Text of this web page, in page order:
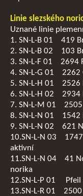
Linie slezského
Uznané linie
1. SN-L-B 01 419
2. SN-L-B 02 103
3. SN-L-F 01 2694
4. SN-L-G 01 2262
5. SN-L-H 01 2526
6. SN-L-H 02 2934
7. SN-L-M 01 2505
8. SN-L-N 01 1542
9. SN-L-N 02 621
10.SN-L-N 03
aktivní
11.SN-L-N 04 41
norika
12.SN-L-P 01 Pfeil
13.SN-L-R 01 2500